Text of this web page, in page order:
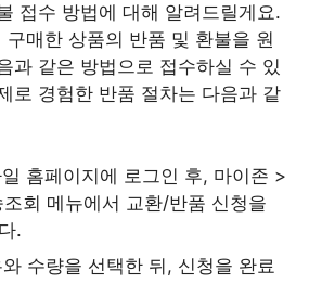
접수 방법에 대해 알려드릴게요.
구매한 상품의 반품 및 환불을 원
과 같은 방법으로 접수하실 수 있
로 경험한 반품 절차는 다음과 같
홈페이지에 로그인 후, 마이존 >
회 메뉴에서 교환/반품 신청을
.
수량을 선택한 뒤, 신청을 완료